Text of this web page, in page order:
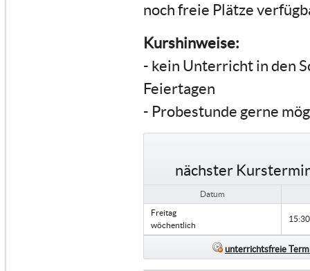
noch freie Plätze
Kurshinweise:
- kein Unterricht in den
Feiertagen
- Probestunde gerne
nächster
Datum
Freitag
wöchentlich
unterrichtsfreie